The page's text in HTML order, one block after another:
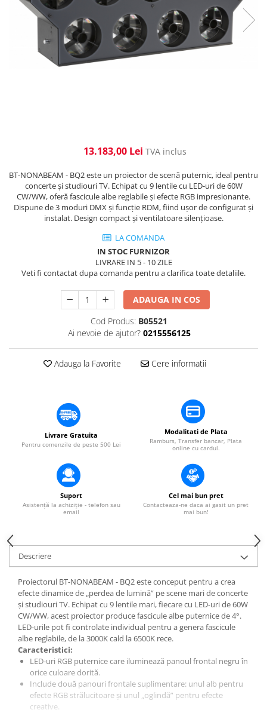
Accesorii Microfoane
Mixere audio
Mixere pentru instalații
Accesorii
Playere Audio
MP3 & USB players
CD players
Sisteme asistență auditivă
Procesoare & Convertoare
Software DMX
Wireless DMX
Efecte de lumină
Globuri Disco
Interior
Decor
Controler și alimentare
Cabluri și accesorii
​​Descărcare
Alimentare & Distribuție
Distribuitoare de putere
Dimmer & Switch Packs
Conectori
Conectori Pro
Conectori Standard
Legături de cabluri
13.183,00 Lei TVA inclus
BT-NONABEAM - BQ2 este un proiector de scenă puternic, ideal pentru
concerte și studiouri TV. Echipat cu 9 lentile cu LED-uri de 60W
CW/WW, oferă fascicule albe reglabile și efecte RGB impresionante.
Dispune de 3 moduri DMX și funcție RDM, fiind ușor de configurat și
instalat. Design compact și ventilatoare silențioase.
LA COMANDA
IN STOC FURNIZOR
LIVRARE IN 5 - 10 ZILE
Veti fi contactat dupa comanda pentru a clarifica toate detaliile.
ADAUGA IN COS
Cod Produs: B05521
Ai nevoie de ajutor? 0215556125
Adauga la Favorite Cere informatii
Livrare Gratuita
Pentru comenzile de peste 500 Lei
Modalitati de Plata
Ramburs, Transfer bancar, Plata
online cu cardul.
Suport
Asistență la achiziție - telefon sau
email
Cel mai bun pret
Contacteaza-ne daca ai gasit un pret
mai bun!
Descriere
Proiectorul BT-NONABEAM - BQ2 este conceput pentru a crea
efecte dinamice de „perdea de lumină” pe scene mari de concerte
și studiouri TV. Echipat cu 9 lentile mari, fiecare cu LED-uri de 60W
CW/WW, acest proiector produce fascicule albe puternice de 4°.
LED-urile pot fi controlate individual pentru a genera fascicule
albe reglabile, de la 3000K cald la 6500K rece.
Caracteristici:
LED-uri RGB puternice care iluminează panoul frontal negru în
orice culoare dorită.
Include două panouri frontale suplimentare: unul alb pentru
efecte RGB strălucitoare și unul „oglindă” pentru efecte
creative.